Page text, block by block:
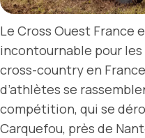
Le Cross Ouest France
incontournable pour
cross-country en
d’athlètes se
compétition, qui se
Carquefou, près de